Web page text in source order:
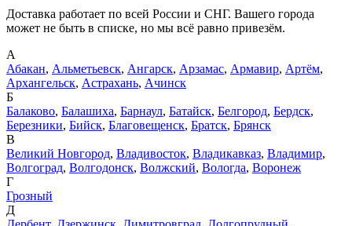
Доставка работает по всей России и СНГ. Вашего города
может не быть в списке, но мы всё равно привезём.
А
Абакан, Альметьевск, Ангарск, Арзамас, Армавир, Артём,
Архангельск, Астрахань, Ачинск
Б
Балаково, Балашиха, Барнаул, Батайск, Белгород, Бердск,
Березники, Бийск, Благовещенск, Братск, Брянск
В
Великий Новгород, Владивосток, Владикавказ, Владимир,
Волгоград, Волгодонск, Волжский, Вологда, Воронеж
Г
Грозный
Д